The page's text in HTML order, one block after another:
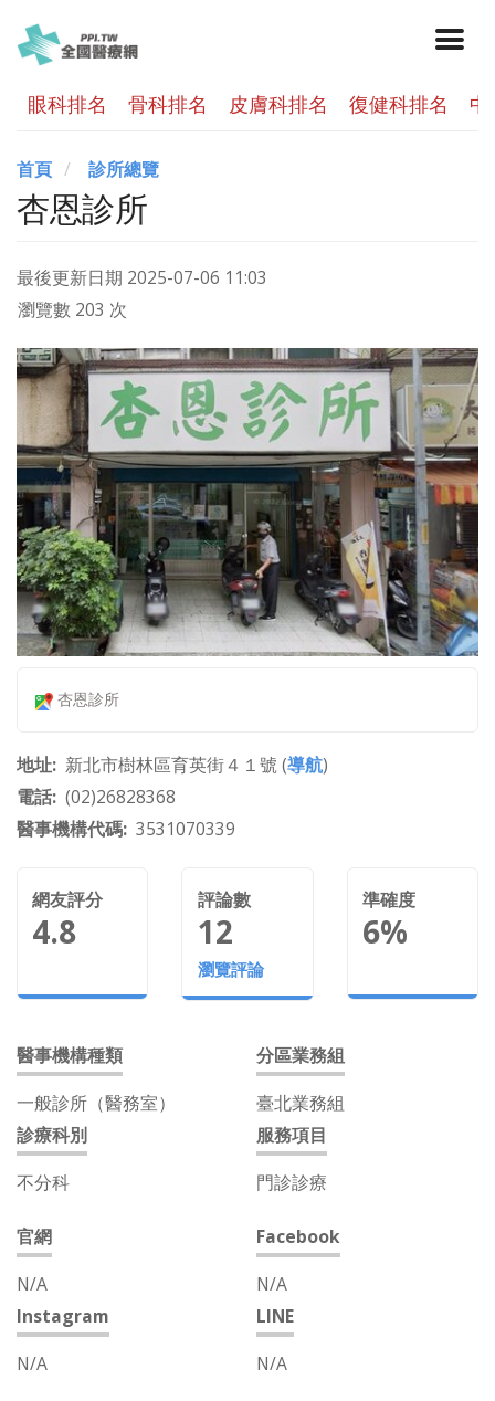
眼科排名 骨科排名 皮膚科排名 復健科排名
首頁 診所總覽
杏恩診所
最後更新日期 2025-07-06 11:03
瀏覽數 203 次
杏恩診所
地址 新北市樹林區育英街４１號 (導航)
電話 (02)26828368
醫事機構代碼 3531070339
網友評分
4.8
評論數
12
瀏覽評論
準確度
6%
醫事機構種類
一般診所（醫務室）
分區業務組
臺北業務組
診療科別
不分科
服務項目
門診診療
官網
N/A
Facebook
N/A
Instagram
N/A
LINE
N/A